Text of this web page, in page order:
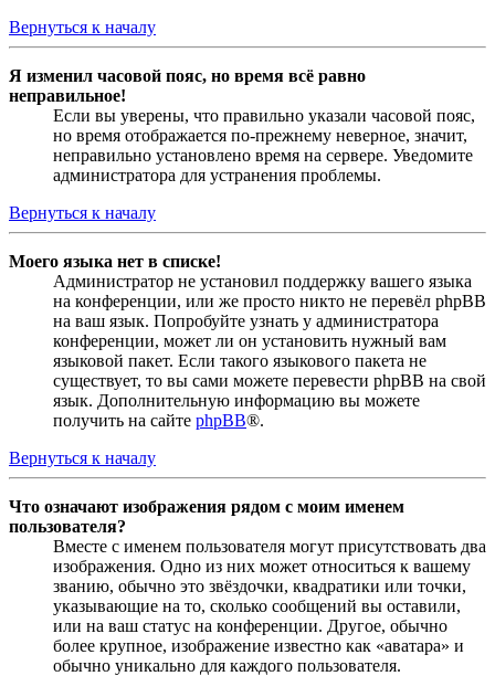
Вернуться к началу
Я изменил часовой пояс, но время всё равно
неправильное!
Если вы уверены, что правильно указали часовой пояс,
но время отображается по-прежнему неверное, значит,
неправильно установлено время на сервере. Уведомите
администратора для устранения проблемы.
Вернуться к началу
Моего языка нет в списке!
Администратор не установил поддержку вашего языка
на конференции, или же просто никто не перевёл phpBB
на ваш язык. Попробуйте узнать у администратора
конференции, может ли он установить нужный вам
языковой пакет. Если такого языкового пакета не
существует, то вы сами можете перевести phpBB на свой
язык. Дополнительную информацию вы можете
получить на сайте phpBB®.
Вернуться к началу
Что означают изображения рядом с моим именем
пользователя?
Вместе с именем пользователя могут присутствовать два
изображения. Одно из них может относиться к вашему
званию, обычно это звёздочки, квадратики или точки,
указывающие на то, сколько сообщений вы оставили,
или на ваш статус на конференции. Другое, обычно
более крупное, изображение известно как «аватара» и
обычно уникально для каждого пользователя.